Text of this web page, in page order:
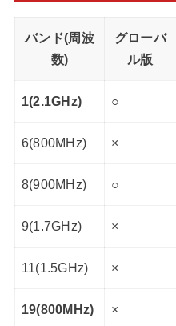
バンド(周波
数)
グローバ
ル版
1(2.1GHz) ○
6(800MHz) ×
8(900MHz) ○
9(1.7GHz) ×
11(1.5GHz) ×
19(800MHz) ×